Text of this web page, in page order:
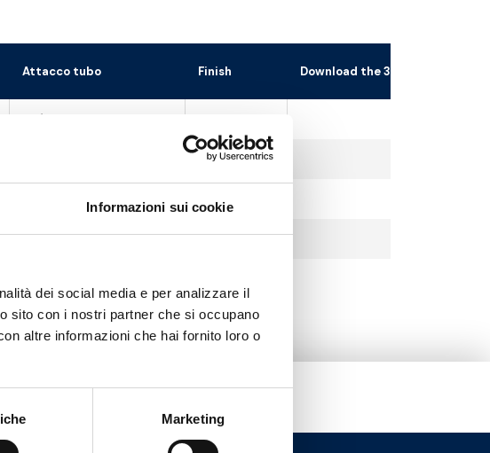
Informazioni sui cookie
dei social media e per analizzare il
sito con i nostri partner che si occupano
altre informazioni che hai fornito loro o
Marketing
Attacco tubo Finish Download the 3D file
G 1/2 EK
Nickel
Nickel
G 1/2 EK Nickel